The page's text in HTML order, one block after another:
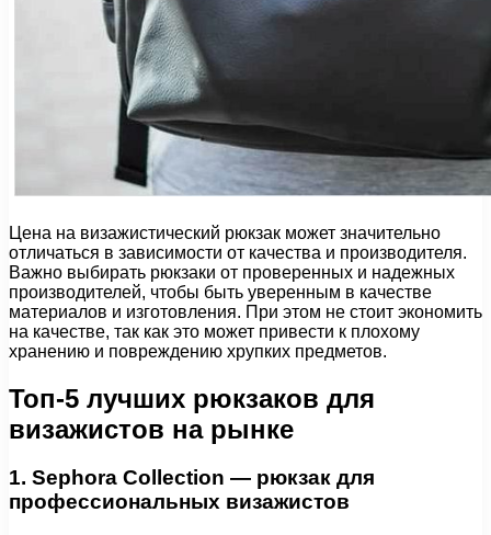
Цена на визажистический рюкзак может значительно
отличаться в зависимости от качества и производителя.
Важно выбирать рюкзаки от проверенных и надежных
производителей, чтобы быть уверенным в качестве
материалов и изготовления. При этом не стоит экономить
на качестве, так как это может привести к плохому
хранению и повреждению хрупких предметов.
Топ-5 лучших рюкзаков для
визажистов на рынке
1. Sephora Collection — рюкзак для
профессиональных визажистов